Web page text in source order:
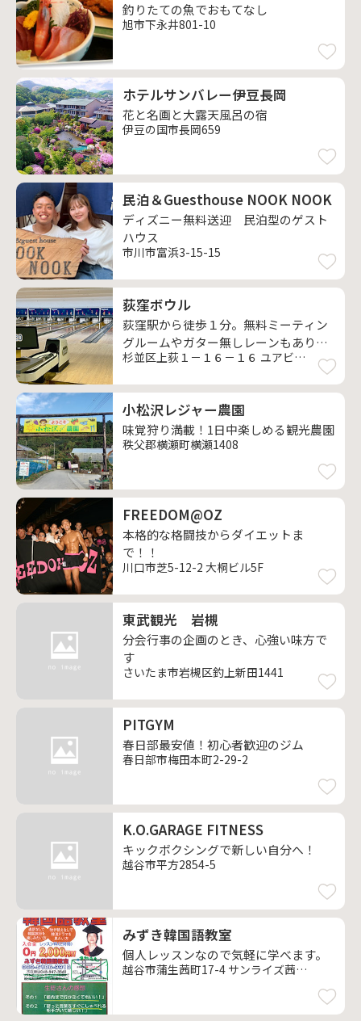
釣りたての魚でおもてなし
旭市下永井801-10
ホテルサンバレー伊豆長岡
花と名画と大露天風呂の宿
伊豆の国市長岡659
民泊＆Guesthouse NOOK NOOK
ディズニー無料送迎 民泊型のゲスト
ハウス
市川市富浜3-15-15
荻窪ボウル
荻窪駅から徒歩１分。無料ミーティン
グルームやガター無しレーンもあり、
ご家族で楽しめます。
杉並区上荻１－１６－１６ ユアビル４Ｆ
小松沢レジャー農園
味覚狩り満載！1日中楽しめる観光農園
秩父郡横瀬町横瀬1408
FREEDOM@OZ
本格的な格闘技からダイエットま
で！！
川口市芝5-12-2 大桐ビル5F
東武観光 岩槻
分会行事の企画のとき、心強い味方で
す
さいたま市岩槻区釣上新田1441
PITGYM
春日部最安値！初心者歓迎のジム
春日部市梅田本町2-29-2
K.O.GARAGE FITNESS
キックボクシングで新しい自分へ！
越谷市平方2854-5
みずき韓国語教室
個人レッスンなので気軽に学べます。
越谷市蒲生茜町17-4 サンライズ茜202